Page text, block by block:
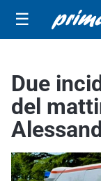
☰
Due
del